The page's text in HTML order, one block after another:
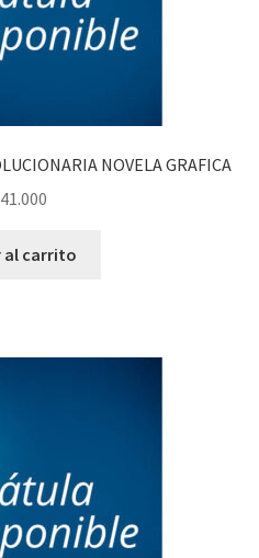
NOVELA GRAFICA
al carrito